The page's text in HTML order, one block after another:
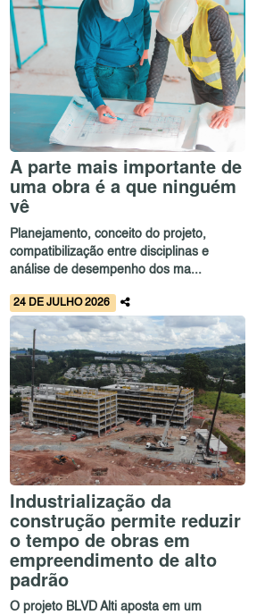
A parte mais importante de
uma obra é a que ninguém
vê
Planejamento, conceito do projeto,
compatibilização entre disciplinas e
análise de desempenho dos ma...
24 DE JULHO 2026
Industrialização da
construção permite reduzir
o tempo de obras em
empreendimento de alto
padrão
O projeto BLVD Alti aposta em um